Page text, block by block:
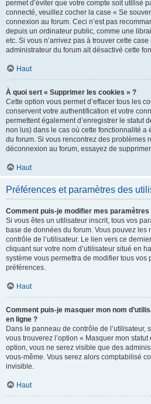
permet d’éviter que votre compte soit utilisé
connecté, veuillez cocher la case « Se
connexion au forum. Ceci n’est pas
depuis un ordinateur public, comme une
etc. Si vous n’arrivez pas à trouver cette
administrateur du forum ait désactivé cette
Haut
À quoi sert « Supprimer les cookies » ?
Cette option vous permet d’effacer tous les
conservent votre authentification et votre
permettent également d’enregistrer le statut
non lus) dans le cas où cette fonctionnalité a
du forum. Si vous rencontrez des problèmes
déconnexion au forum, essayez de
Haut
Préférences et paramètres des
Comment puis-je modifier mes paramètres
Si vous êtes un utilisateur inscrit, tous vos
base de données du forum. Vous pouvez
contrôle de l’utilisateur. Le lien vers ce
cliquant sur votre nom d’utilisateur situé en
système vous permettra de modifier tous vos
préférences.
Haut
Comment puis-je masquer mon nom
en ligne ?
Dans le panneau de contrôle de l’utilisateur,
vous trouverez l’option « Masquer mon
option, vous ne serez visible que des
vous-même. Vous serez alors comptabilisé
invisible.
Haut